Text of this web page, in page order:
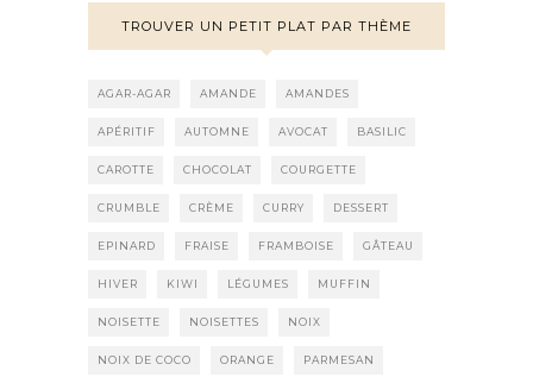
TROUVER UN PETIT PLAT PAR THÈME
AGAR-AGAR AMANDE AMANDES
APÉRITIF AUTOMNE AVOCAT BASILIC
CAROTTE CHOCOLAT COURGETTE
CRUMBLE CRÈME CURRY DESSERT
EPINARD FRAISE FRAMBOISE GÂTEAU
HIVER KIWI LÉGUMES MUFFIN
NOISETTE NOISETTES NOIX
NOIX DE COCO ORANGE PARMESAN